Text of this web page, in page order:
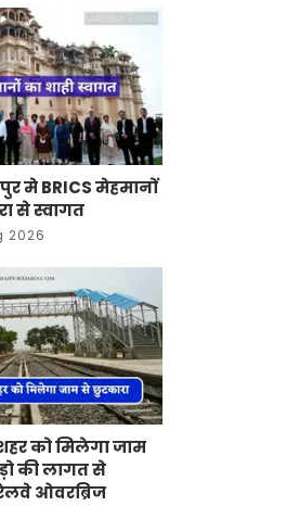
मे BRICS मेहमानों
से स्वागत
2026
को मिलेगा जाम
की लागत से
ओवरब्रिज